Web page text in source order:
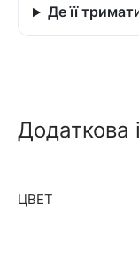
Де її
Додаткова
ЦВЕТ